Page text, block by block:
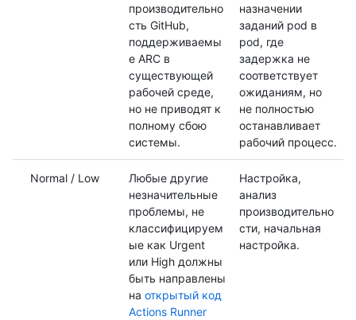
производительно
сть GitHub,
поддерживаемы
е ARC в
существующей
рабочей среде,
но не приводят к
полному сбою
системы.
назначении
заданий pod в
pod, где
задержка не
соответствует
ожиданиям, но
не полностью
останавливает
рабочий процесс.
Normal / Low
Любые другие
незначительные
проблемы, не
классифицируем
ые как Urgent
или High должны
быть направлены
на открытый код
Actions Runner
Настройка,
анализ
производительно
сти, начальная
настройка.